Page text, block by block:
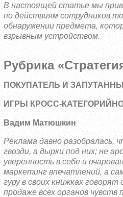
В настоящей статье мы
по действиям сотрудников
обнаружении предмета,
взрывным устройством.
Рубрика
ПОКУПАТЕЛЬ И
ИГРЫ КРОСС-
Вадим Матюшкин
Реклама давно разобралась,
гвозди, а дырки под них; не
уверенность в себе и
маркетинг впечатлений, а
гуру в своих книжках говорят
продаже всех органов